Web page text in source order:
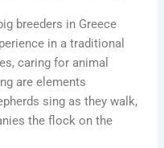
breeders in Greece
in a traditional
caring for animal
are elements
sing as they walk,
the flock on the